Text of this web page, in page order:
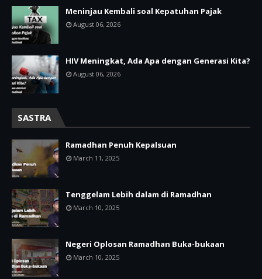
Meninjau Kembali soal Kepatuhan Pajak
August 06, 2026
HIV Meningkat, Ada Apa dengan Generasi Kita?
August 06, 2026
SASTRA
Ramadhan Penuh Kepalsuan
March 11, 2025
Tenggelam Lebih dalam di Ramadhan
March 10, 2025
Negeri Oplosan Ramadhan Buka-bukaan
March 10, 2025